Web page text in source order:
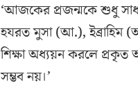
‘আজকের প্রজন্মকে শুধু
হযরত মুসা (আ.), ইব্রাহিম
শিক্ষা অধ্যয়ন করলে প্রকৃত
সম্ভব নয়।’